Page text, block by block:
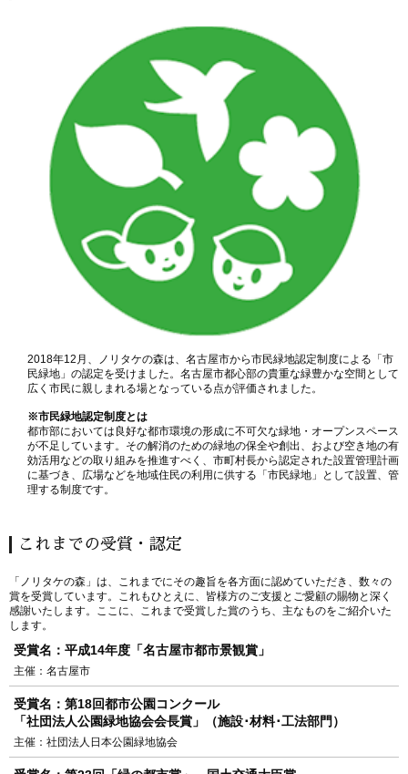
2018年12月、ノリタケの森は、名古屋市から市民緑地認定制度による「市
民緑地」の認定を受けました。名古屋市都心部の貴重な緑豊かな空間として
広く市民に親しまれる場となっている点が評価されました。
※市民緑地認定制度とは
都市部においては良好な都市環境の形成に不可欠な緑地・オープンスペース
が不足しています。その解消のための緑地の保全や創出、および空き地の有
効活用などの取り組みを推進すべく、市町村長から認定された設置管理計画
に基づき、広場などを地域住民の利用に供する「市民緑地」として設置、管
理する制度です。
これまでの受賞・認定
「ノリタケの森」は、これまでにその趣旨を各方面に認めていただき、数々の
賞を受賞しています。これもひとえに、皆様方のご支援とご愛顧の賜物と深く
感謝いたします。ここに、これまで受賞した賞のうち、主なものをご紹介いた
します。
受賞名：平成14年度「名古屋市都市景観賞」
主催：名古屋市
受賞名：第18回都市公園コンクール
「社団法人公園緑地協会会長賞」（施設･材料･工法部門）
主催：社団法人日本公園緑地協会